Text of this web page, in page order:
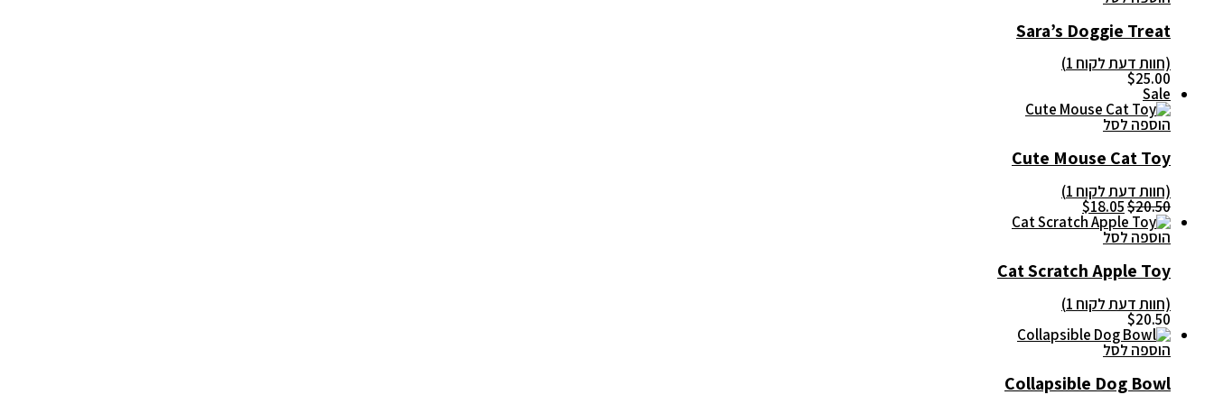
Sara’s Doggie Treat
(חוות דעת לקוח 1
)
$25.00
Sale
הוספה לסל
Cute Mouse Cat Toy
(חוות דעת לקוח 1
)
$20.50 המחיר
המקורי
היה:
$18.05 המחיר
הנוכחי
הוספה לסל
Cat Scratch Apple Toy
(חוות דעת לקוח 1
)
$20.50
הוספה לסל
Collapsible Dog Bowl